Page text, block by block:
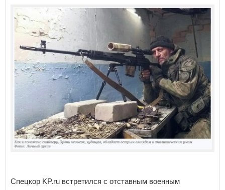
Спецкор KP.ru встретился с отставным военным